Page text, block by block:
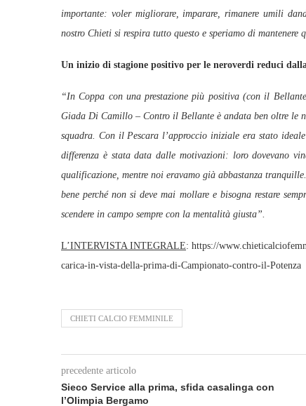
importante: voler migliorare, imparare, rimanere umili
nostro Chieti si respira tutto questo e speriamo di mantenere
Un inizio di stagione positivo per le neroverdi reduci
“In Coppa con una prestazione più positiva (con il
Giada Di Camillo – Contro il Bellante è andata ben oltre le
squadra. Con il Pescara l’approccio iniziale era stato
differenza è stata data dalle motivazioni: loro dovevano
qualificazione, mentre noi eravamo già abbastanza
bene perché non si deve mai mollare e bisogna restare
scendere in campo sempre con la mentalità giusta”.
L’INTERVISTA INTEGRALE: https://
carica-in-vista-della-prima-di-Campionato-contro-il-Potenza
CHIETI CALCIO FEMMINILE
precedente articolo
Sieco Service alla prima, sfida casalinga con
l’Olimpia Bergamo